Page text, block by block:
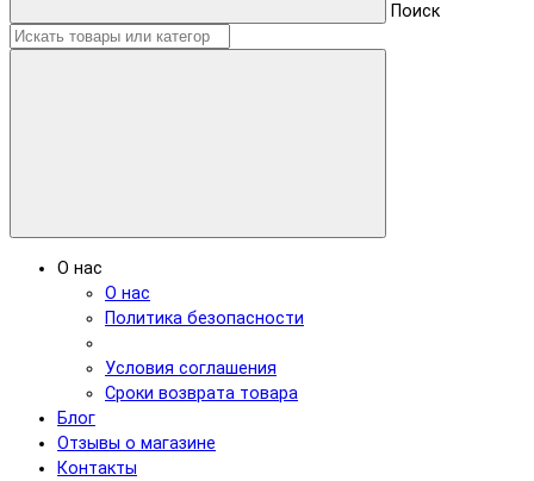
Поиск
О нас
О нас
Политика безопасности
Условия соглашения
Сроки возврата товара
Блог
Отзывы о магазине
Контакты